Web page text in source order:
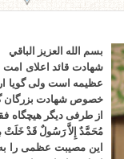
بسم الله العزیز الباقي
شهادت قائد اعلای امت
عظیمه است ولی گویا
خصوص شهادت بزرگان
از طرفی دیگر هیچگاه
مُحَمَّدٌ إِلاَّ رَسُولٌ قَدْ خَلَتْ
این مصیبت عظمی را